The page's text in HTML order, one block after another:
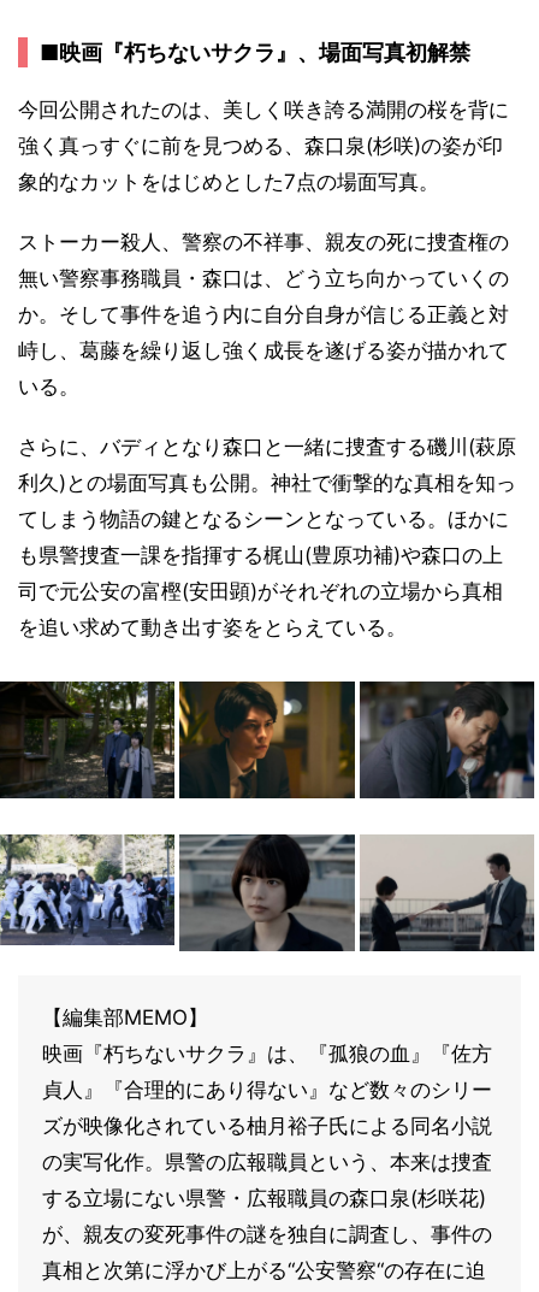
■映画『朽ちないサクラ』、場面写真初解禁
今回公開されたのは、美しく咲き誇る満開の桜を背に
強く真っすぐに前を見つめる、森口泉(杉咲)の姿が印
象的なカットをはじめとした7点の場面写真。
ストーカー殺人、警察の不祥事、親友の死に捜査権の
無い警察事務職員・森口は、どう立ち向かっていくの
か。そして事件を追う内に自分自身が信じる正義と対
峙し、葛藤を繰り返し強く成長を遂げる姿が描かれて
いる。
さらに、バディとなり森口と一緒に捜査する磯川(萩原
利久)との場面写真も公開。神社で衝撃的な真相を知っ
てしまう物語の鍵となるシーンとなっている。ほかに
も県警捜査一課を指揮する梶山(豊原功補)や森口の上
司で元公安の富樫(安田顕)がそれぞれの立場から真相
を追い求めて動き出す姿をとらえている。
【編集部MEMO】
映画『朽ちないサクラ』は、『孤狼の血』『佐方
貞人』『合理的にあり得ない』など数々のシリー
ズが映像化されている柚月裕子氏による同名小説
の実写化作。県警の広報職員という、本来は捜査
する立場にない県警・広報職員の森口泉(杉咲花)
が、親友の変死事件の謎を独自に調査し、事件の
真相と次第に浮かび上がる“公安警察“の存在に迫